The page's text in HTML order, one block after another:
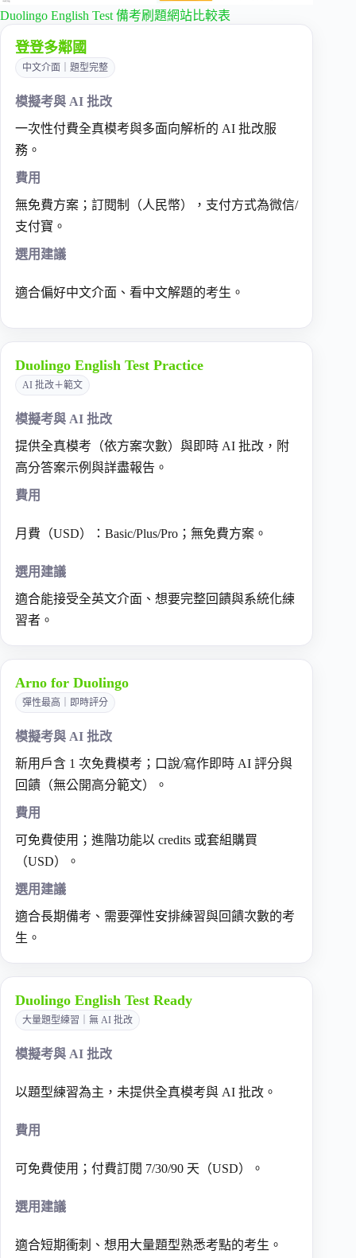
Duolingo English Test 備考刷題網站比較表
登登多鄰國
中文介面｜題型完整
模擬考與 AI 批改
一次性付費全真模考與多面向解析的 AI 批改服
務。
費用
無免費方案；訂閱制（人民幣），支付方式為微信/
支付寶。
選用建議
適合偏好中文介面、看中文解題的考生。
Duolingo English Test Practice
AI 批改＋範文
模擬考與 AI 批改
提供全真模考（依方案次數）與即時 AI 批改，附
高分答案示例與詳盡報告。
費用
月費（USD）：Basic/Plus/Pro；無免費方案。
選用建議
適合能接受全英文介面、想要完整回饋與系統化練
習者。
Arno for Duolingo
彈性最高｜即時評分
模擬考與 AI 批改
新用戶含 1 次免費模考；口說/寫作即時 AI 評分與
回饋（無公開高分範文）。
費用
可免費使用；進階功能以 credits 或套組購買
（USD）。
選用建議
適合長期備考、需要彈性安排練習與回饋次數的考
生。
Duolingo English Test Ready
大量題型練習｜無 AI 批改
模擬考與 AI 批改
以題型練習為主，未提供全真模考與 AI 批改。
費用
可免費使用；付費訂閱 7/30/90 天（USD）。
選用建議
適合短期衝刺、想用大量題型熟悉考點的考生。